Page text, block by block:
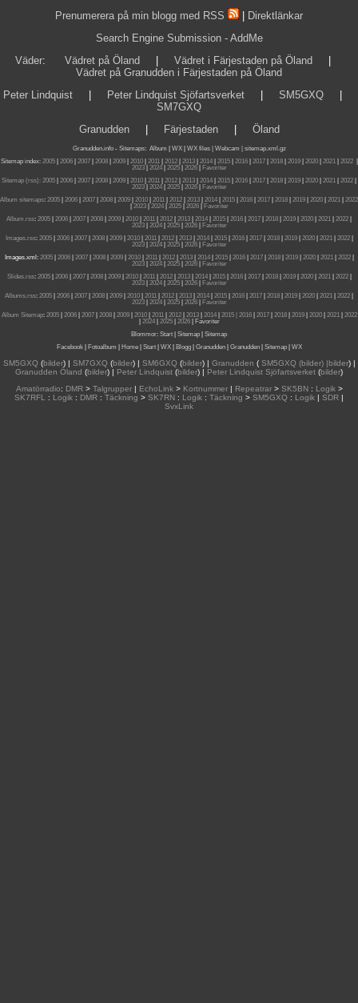
Prenumerera på min blogg med RSS
Direktlänkar
Search Engine Submission - AddMe
Väder: Vädret på Öland Vädret i Färjestaden på Öland
Vädret på Granudden i Färjestaden på Öland
Peter Lindquist
Peter Lindquist Sjöfartsverket SM5GXQ
SM7GXQ
Granudden| Färjestaden| Öland
Granudden.info- Sitemaps: Album WX WX files | Webcam |
sitemap.xml.gz
Sitemap index: 2005| 2006| 2007| 2008| 2009| 2010| 2011| 2012| 2013| 2014| 2015| 2016| 2017| 2018| 2019| 2020| 2021| 2022|
2023| 2024| 2025| 2026|
Favoriter
Sitemap (rss): 2005 2006 2007 2008 2009 2010 2011 2012 2013 2014 2015 2016 2017 2018 2019 2020 2021 2022
2023| 2024| 2025| 2026|
Favoriter
Album sitemaps: 2005 2006 2007 2008 2009 2010 2011 2012 2013 2014 2015 2016 2017 2018 2019 2020 2021
2022
2023| 2024| 2025| 2026|
Favoriter
Album.rss: 2005 2006 2007 2008 2009 2010 2011 2012 2013 2014 2015 2016 2017 2018 2019 2020 2021 2022
2023| 2024| 2025| 2026|
Favoriter
Images.rss: 2005| 2006| 2007| 2008| 2009| 2010| 2011| 2012| 2013| 2014| 2015| 2016| 2017| 2018| 2019| 2020| 2021| 2022|
2023| 2024| 2025| 2026|
Favoriter
Images.xml: 2005| 2006| 2007| 2008| 2009| 2010| 2011| 2012| 2013| 2014| 2015| 2016| 2017| 2018| 2019| 2020| 2021| 2022|
2023| 2024| 2025| 2026|
Favoriter
Slides.rss: 2005| 2006| 2007| 2008| 2009| 2010| 2011| 2012| 2013| 2014| 2015| 2016| 2017| 2018| 2019| 2020| 2021| 2022|
2023| 2024| 2025| 2026|
Favoriter
Albums.rss: 2005 2006 2007 2008 2009 2010 2011 2012 2013 2014 2015 2016 2017 2018 2019 2020 2021 2022
2023| 2024| 2025| 2026|
Favoriter
Album Sitemap: 2005| 2006| 2007| 2008| 2009| 2010| 2011| 2012| 2013| 2014| 2015 | 2016| 2017| 2018| 2019| 2020| 2021| 2022
2024| 2025| 2026|
Favoriter
Blommor: Start Sitemap
Sitemap
Facebook| Fotoalbum Home| Start| WX| Blogg| Granudden| Granudden| Sitemap| WX
SM5GXQ(bilder) | SM7GXQ(bilder) | SM6GXQ(bilder) | Granudden (SM5GXQ (bilder) |bilder) |
Granudden Öland (bilder) | Peter Lindquist (bilder) | Peter Lindquist Sjöfartsverket (bilder)
Amatörradio: DMR> Talgrupper| EchoLink> Kortnummer| Repeatrar> SK5BN: Logik>
SK7RFL
: Logik : DMR : Täckning > SK7RN : Logik : Täckning > SM5GXQ : Logik | SDR |
SvxLink